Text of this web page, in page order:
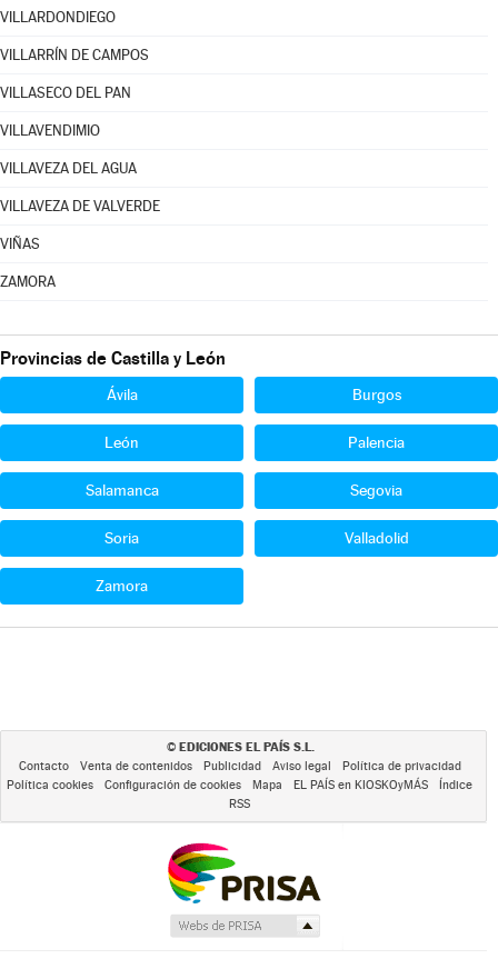
VILLARDONDIEGO
VILLARRÍN DE CAMPOS
VILLASECO DEL PAN
VILLAVENDIMIO
VILLAVEZA DEL AGUA
VILLAVEZA DE VALVERDE
VIÑAS
ZAMORA
Provincias de Castilla y León
Ávila Burgos
León Palencia
Salamanca Segovia
Soria Valladolid
Zamora
© EDICIONES EL PAÍS S.L.
Contacto Venta de contenidos Publicidad Aviso legal
Política de privacidad
Política cookies
Configuración de cookies Mapa EL PAÍS en KIOSKOyMÁS
Índice
RSS